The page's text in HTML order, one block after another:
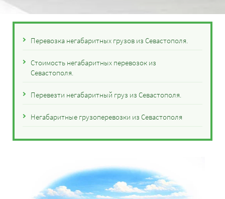
Перевозка негабаритных грузов из Севастополя.
Стоимость негабаритных перевозок из
Севастополя.
Перевезти негабаритный груз из Севастополя.
Негабаритные грузоперевозки из Севастополя